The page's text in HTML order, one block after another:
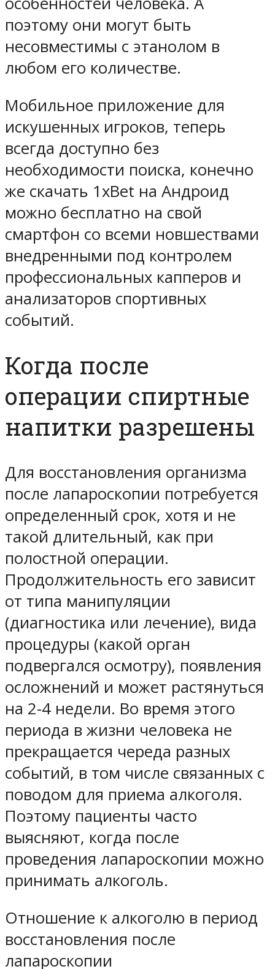
поэтому они могут быть
несовместимы с этанолом в
любом его количестве.
Мобильное приложение для
искушенных игроков, теперь
всегда доступно без
необходимости поиска, конечно
же скачать 1xBet на Андроид
можно бесплатно на свой
смартфон со всеми новшествами
внедренными под контролем
профессиональных капперов и
анализаторов спортивных
событий.
Когда после
операции спиртные
напитки разрешены
Для восстановления организма
после лапароскопии потребуется
определенный срок, хотя и не
такой длительный, как при
полостной операции.
Продолжительность его зависит
от типа манипуляции
(диагностика или лечение), вида
процедуры (какой орган
подвергался осмотру), появления
осложнений и может растянуться
на 2-4 недели. Во время этого
периода в жизни человека не
прекращается череда разных
событий, в том числе связанных с
поводом для приема алкоголя.
Поэтому пациенты часто
выясняют, когда после
проведения лапароскопии можно
принимать алкоголь.
Отношение к алкоголю в период
восстановления после
лапароскопии